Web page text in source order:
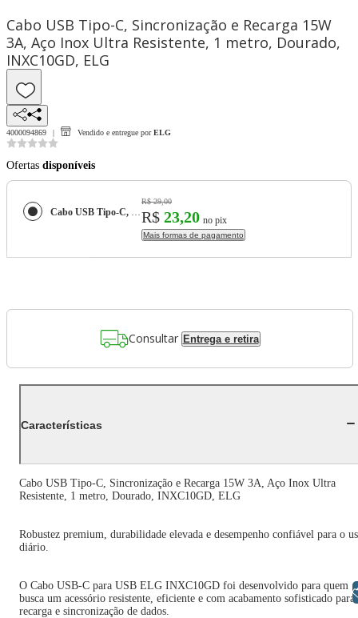
Cabo USB Tipo-C, Sincronização e Recarga 15W
3A, Aço Inox Ultra Resistente, 1 metro, Dourado,
INXC10GD, ELG
4000094869 Vendido e entregue por ELG
Ofertas disponíveis
Cabo USB Tipo-C, Sincronização e Recarga 15W 3A, Aço Inox Ultra Resistente, 1 metro, Dourado, INXC10GD, ELG
R$ 29,00
R$ 23,20 no pix
Mais formas de pagamento
Consultar Entrega e retira
Características
Cabo USB Tipo-C, Sincronização e Recarga 15W 3A, Aço Inox Ultra
Resistente, 1 metro, Dourado, INXC10GD, ELG
Robustez premium, durabilidade elevada e desempenho confiável para o
diário.
O Cabo USB-C para USB ELG INXC10GD foi desenvolvido para quem
busca um acessório resistente, eficiente e com acabamento sofisticado para
recarga e sincronização de dados.
Libras